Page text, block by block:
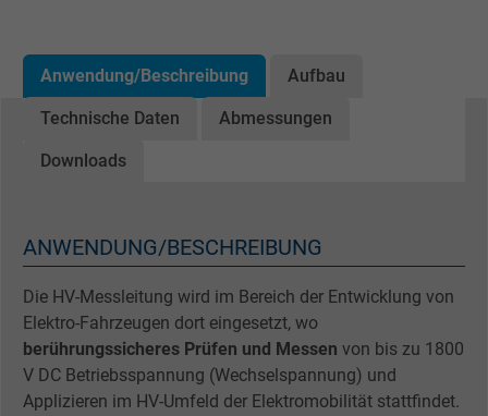
Anwendung/Beschreibung Aufbau
Technische Daten Abmessungen
Downloads
ANWENDUNG/BESCHREIBUNG
Die HV-Messleitung wird im Bereich der Entwicklung von
Elektro-Fahrzeugen dort eingesetzt, wo
berührungssicheres Prüfen und Messen von bis zu 1800
V DC Betriebsspannung (Wechselspannung) und
Applizieren im HV-Umfeld der Elektromobilität stattfindet.